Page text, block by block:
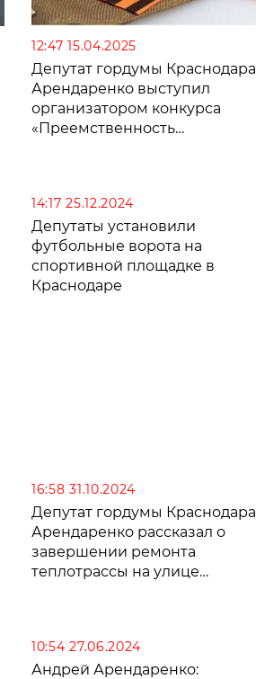
12:47 15.04.2025
Депутат гордумы Краснодара
Арендаренко выступил
организатором конкурса
«Преемственность
14:17 25.12.2024
Депутаты установили
футбольные ворота на
спортивной площадке в
Краснодаре
16:58 31.10.2024
Депутат гордумы Краснодара
Арендаренко рассказал о
завершении ремонта
теплотрассы на улице
10:54 27.06.2024
Андрей Арендаренко: